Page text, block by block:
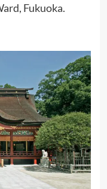
Fukuoka.